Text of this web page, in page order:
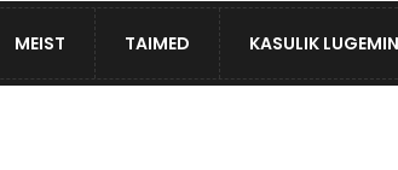
MEIST TAIMED KASULIK